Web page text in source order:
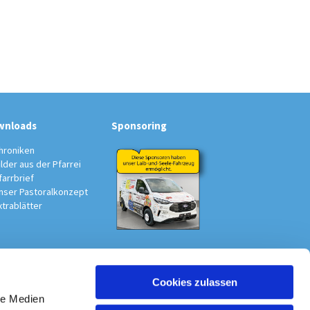
Medien
Cookies zulassen
aus der Pfarrei
Pastoralkonzept
Sponsoring
Südwest